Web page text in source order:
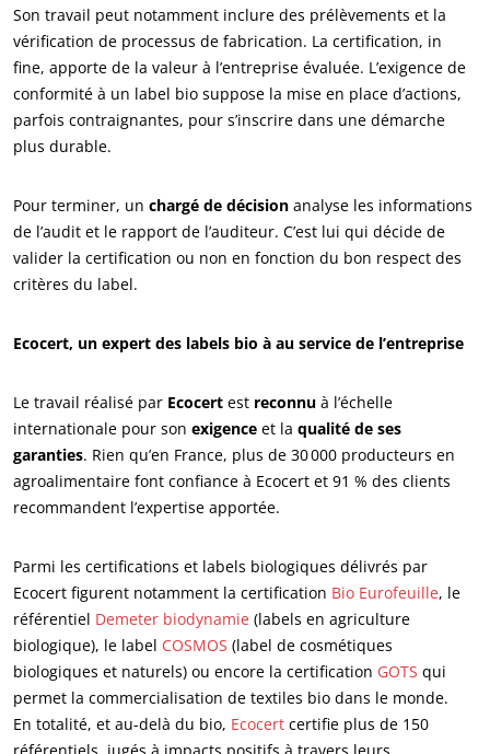
NOS EXPERTISES
Agriculture biologique
Son travail peut notamment inclure des prélèvements et la
vérification de processus de fabrication. La certification, in
fine, apporte de la valeur à l’entreprise évaluée. L’exigence de
conformité à un label bio suppose la mise en place d’actions,
parfois contraignantes, pour s’inscrire dans une démarche
plus durable.
Pour terminer, un chargé de décision analyse les informations
de l’audit et le rapport de l’auditeur. C’est lui qui décide de
valider la certification ou non en fonction du bon respect des
critères du label.
Ecocert, un expert des labels bio à au service de l’entreprise
Le travail réalisé par Ecocert est reconnu à l’échelle
internationale pour son exigence et la qualité de ses
garanties. Rien qu’en France, plus de 30 000 producteurs en
agroalimentaire font confiance à Ecocert et 91 % des clients
recommandent l’expertise apportée.
Parmi les certifications et labels biologiques délivrés par
Ecocert figurent notamment la certification Bio Eurofeuille, le
référentiel Demeter biodynamie (labels en agriculture
biologique), le label COSMOS (label de cosmétiques
biologiques et naturels) ou encore la certification GOTS qui
permet la commercialisation de textiles bio dans le monde.
En totalité, et au-delà du bio, Ecocert certifie plus de 150